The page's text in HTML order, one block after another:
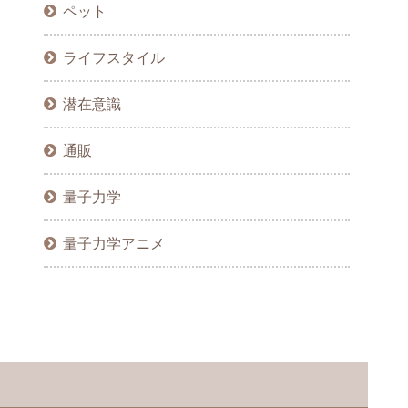
ペット
ライフスタイル
潜在意識
通販
量子力学
量子力学アニメ